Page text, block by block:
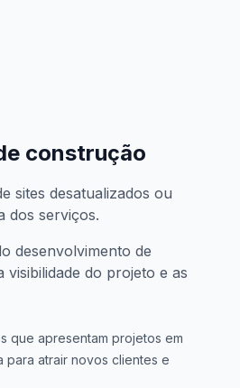
construção
sites desatualizados ou
dos serviços.
desenvolvimento de
do projeto e as
que apresentam projetos em
atrair novos clientes e